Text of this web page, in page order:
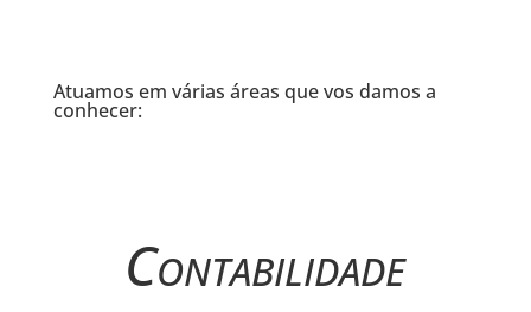
Atuamos em várias áreas que vos damos a
conhecer:
Contabilidade